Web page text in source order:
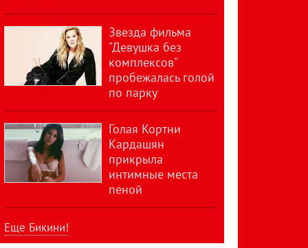
Звезда фильма
"Девушка без
комплексов"
пробежалась голой
по парку
Голая Кортни
Кардашян
прикрыла
интимные места
пеной
Еще Бикини!